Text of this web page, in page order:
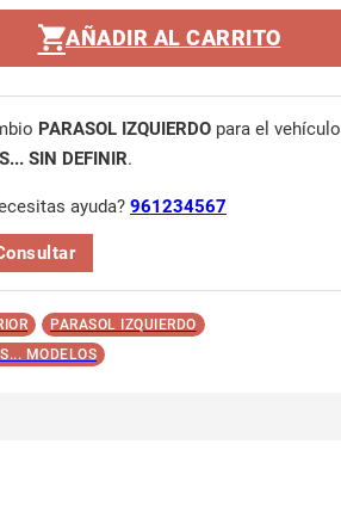
AÑADIR AL CARRITO
PARASOL IZQUIERDO para el vehículo
SIN DEFINIR.
ayuda? 961234567
PARASOL IZQUIERDO
MODELOS